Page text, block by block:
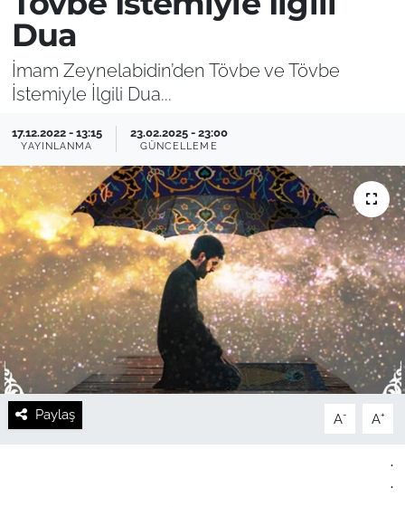
Dua
İmam Zeynelabidin’den Tövbe ve Tövbe
İstemiyle İlgili Dua...
17.12.2022 - 13:15
YAYINLANMA
23.02.2025 - 23:00
GÜNCELLEME
Paylaş A- A+
.
.